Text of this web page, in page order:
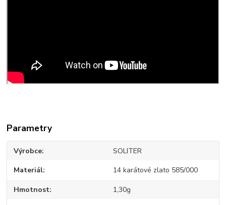
Parametry
Výrobce SOLITER
Materiál 14 karátové zlato 585/000
Hmotnost 1,30g